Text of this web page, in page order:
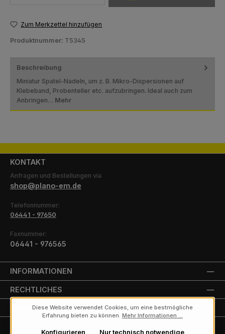
Zum Merkzettel hinzufügen
Produktnummer: T5345
Beschreibung
Miniatur Spatel-Nadeln, um z. B. Mikro-Dispersionen auf
Klebeband, Probenteller etc. aufzubringen. Ideal auch zum
Anbringen… Mehr
KONTAKT
Anfragen und Bestellungen via
shop@plano-em.de
Telefonnummer:
06441 - 97650
Faxnummer:
06441 - 976565
INFORMATIONEN
RECHTLICHES
UNSERE PARTNER
Diese Website verwendet Cookies, um eine bestmögliche
Erfahrung bieten zu können. Mehr Informationen ...
Nur technisch notwendige
Konfigurieren